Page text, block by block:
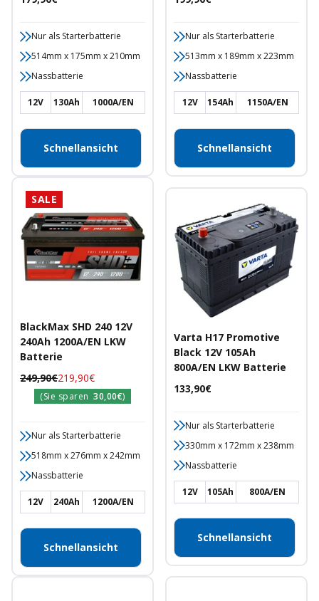
Nur als Starterbatterie
514mm x 175mm x 210mm
Nassbatterie
12V 130Ah 1000A/EN
Schnellansicht
Nur als Starterbatterie
513mm x 189mm x 223mm
Nassbatterie
12V 154Ah 1150A/EN
Schnellansicht
SALE
BlackMax SHD 240 12V
240Ah 1200A/EN LKW
Batterie
Angebotspreis
219,90€
Regulärer
Preis
249,90€
(Sie sparen 30,00€)
Nur als Starterbatterie
518mm x 276mm x 242mm
Nassbatterie
12V 240Ah 1200A/EN
Schnellansicht
Varta H17 Promotive
Black 12V 105Ah
800A/EN LKW Batterie
Angebotspreis
133,90€
Nur als Starterbatterie
330mm x 172mm x 238mm
Nassbatterie
12V 105Ah 800A/EN
Schnellansicht